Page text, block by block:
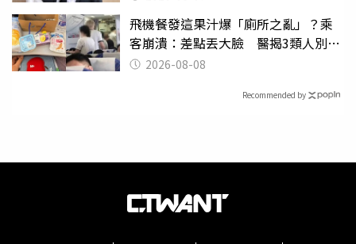
飛機餐發這果汁爆「廁所之亂」？乘
客崩潰：差點丟大臉 醫揭3類人別亂
喝 2026-08-08
Recommended by